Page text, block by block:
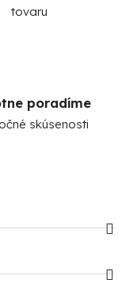
tovaru
poradíme
skúsenosti